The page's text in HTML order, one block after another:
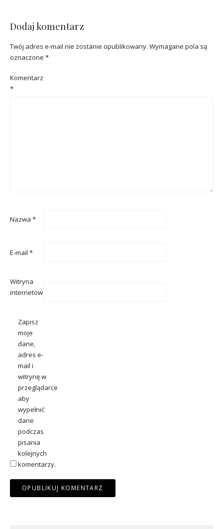
Dodaj komentarz
Twój adres e-mail nie zostanie opublikowany. Wymagane pola są
oznaczone *
Komentarz
*
Nazwa *
E-mail *
Witryna
internetowa
Zapisz
moje
dane,
adres e-
mail i
witrynę w
przeglądarce
aby
wypełnić
dane
podczas
pisania
kolejnych
komentarzy.